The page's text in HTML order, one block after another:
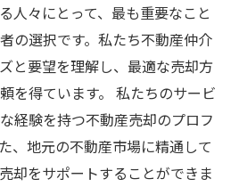
人々にとって、最も重要なこと
の選択です。私たち不動産仲介
と要望を理解し、最適な売却方
を得ています。 私たちのサービ
経験を持つ不動産売却のプロフ
、地元の不動産市場に精通して
却をサポートすることができま